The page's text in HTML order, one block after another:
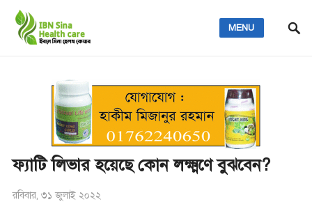
MENU
ফ্যাটি লিভার হয়েছে কোন লক্ষ্মণে বুঝবেন?
রবিবার, ৩১ জুলাই ২০২২